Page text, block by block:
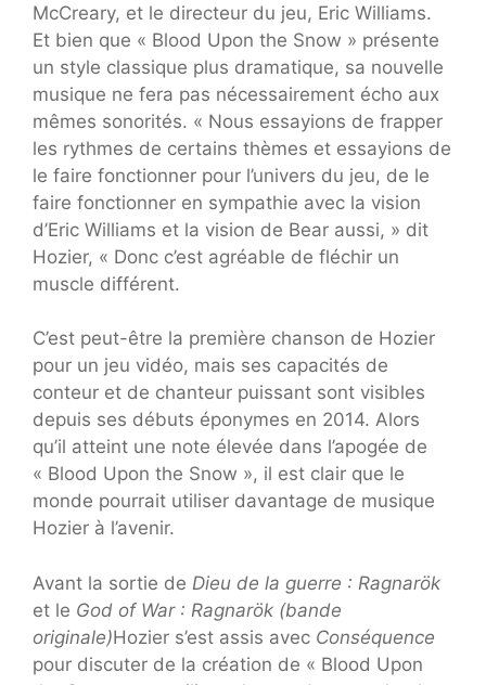
McCreary, et le directeur du jeu, Eric Williams.
Et bien que « Blood Upon the Snow » présente
un style classique plus dramatique, sa nouvelle
musique ne fera pas nécessairement écho aux
mêmes sonorités. « Nous essayions de frapper
les rythmes de certains thèmes et essayions de
le faire fonctionner pour l’univers du jeu, de le
faire fonctionner en sympathie avec la vision
d’Eric Williams et la vision de Bear aussi, » dit
Hozier, « Donc c’est agréable de fléchir un
muscle différent.
C’est peut-être la première chanson de Hozier
pour un jeu vidéo, mais ses capacités de
conteur et de chanteur puissant sont visibles
depuis ses débuts éponymes en 2014. Alors
qu’il atteint une note élevée dans l’apogée de
« Blood Upon the Snow », il est clair que le
monde pourrait utiliser davantage de musique
Hozier à l’avenir.
Avant la sortie de Dieu de la guerre : Ragnarök
et le God of War : Ragnarök (bande
originale)Hozier s’est assis avec Conséquence
pour discuter de la création de « Blood Upon